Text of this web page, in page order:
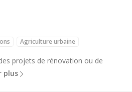
Agriculture urbaine
projets de rénovation ou de
plus